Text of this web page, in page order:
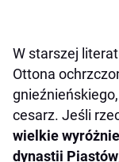
W starszej
Ottona
cesarz. Jeśli
wielkie
dynastii Piastów